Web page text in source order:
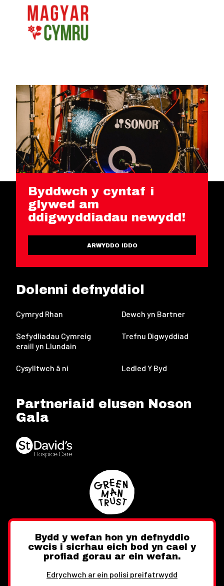
Byddwch y cyntaf i
glywed am
ddigwyddiadau newydd!
ARWYDDO IDDO
Dolenni defnyddiol
Cymryd Rhan Dewch yn Bartner
Sefydliadau Cymreig
eraill yn Llundain
Trefnu Digwyddiad
Cysylltwch â ni Ledled Y Byd
Partneriaid elusen Noson
Gala
Twitter FacebookInstagram
Bydd y wefan hon yn defnyddio
cwcis i sicrhau eich bod yn cael y
profiad gorau ar ein wefan.
Edrychwch ar ein polisi preifatrwydd